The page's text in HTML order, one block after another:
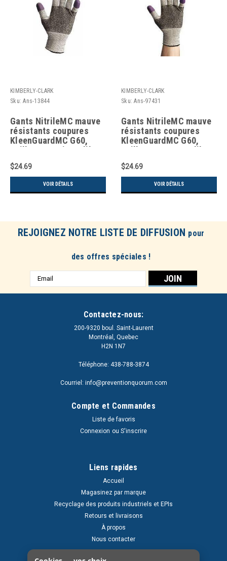
KIMBERLY-CLARK
Sku: Ans-13844
Gants NitrileMC mauve
résistants coupures
KleenGuardMC G60,
Taille 6/T-petit, Calibre
Enveloppe Pehpm,
ANSI/ISEA 105 niveau 3
$24.69
VOIR DÉTAILS
KIMBERLY-CLARK
Sku: Ans-97431
Gants NitrileMC mauve
résistants coupures
KleenGuardMC G60,
Taille Moyen/8, Calibre
Enveloppe Pehpm,
ANSI/ISEA 105 niveau 3
$24.69
VOIR DÉTAILS
REJOIGNEZ NOTRE LISTE DE DIFFUSION pour
des offres spéciales !
Adresse
e-
Contactez-nous:
200-9320 boul. Saint-Laurent
Montréal, Quebec
H2N 1N7
Téléphone: 438-788-3874
Courriel: info@preventionquorum.com
Compte et Commandes
Liste de favoris
Connexion ou S'inscrire
Liens rapides
Accueil
Magasinez par marque
Recyclage des produits industriels et EPIs
Retours et livraisons
À propos
Nous contacter